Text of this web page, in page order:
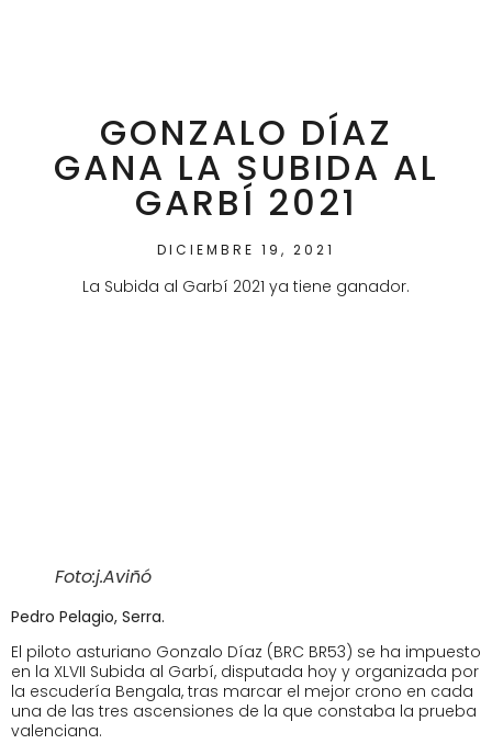
GONZALO DÍAZ
GANA LA SUBIDA AL
GARBÍ 2021
DICIEMBRE 19, 2021
La Subida al Garbí 2021 ya tiene ganador.
Foto:j.Aviñó
Pedro Pelagio, Serra.
El piloto asturiano Gonzalo Díaz (BRC BR53) se ha impuesto
en la XLVII Subida al Garbí, disputada hoy y organizada por
la escudería Bengala, tras marcar el mejor crono en cada
una de las tres ascensiones de la que constaba la prueba
valenciana.